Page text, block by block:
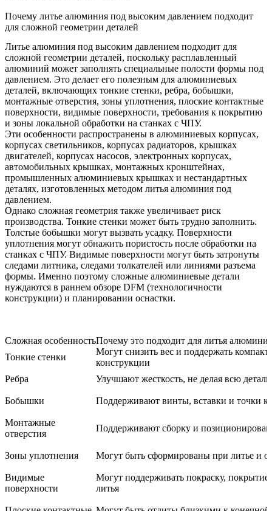
Почему литье алюминия под высоким давлением подходит
для сложной геометрии деталей
Литье алюминия под высоким давлением подходит для
сложной геометрии деталей, поскольку расплавленный
алюминий может заполнять специальные полости формы под
давлением. Это делает его полезным для алюминиевых
деталей, включающих тонкие стенки, ребра, бобышки,
монтажные отверстия, зоны уплотнения, плоские контактные
поверхности, видимые поверхности, требования к покрытию
и зоны локальной обработки на станках с ЧПУ.
Эти особенности распространены в алюминиевых корпусах,
корпусах светильников, корпусах радиаторов, крышках
двигателей, корпусах насосов, электронных корпусах,
автомобильных крышках, монтажных кронштейнах,
промышленных алюминиевых крышках и нестандартных
деталях, изготовленных методом литья алюминия под
давлением.
Однако сложная геометрия также увеличивает риск
производства. Тонкие стенки может быть трудно заполнить.
Толстые бобышки могут вызвать усадку. Поверхности
уплотнения могут обнажить пористость после обработки на
станках с ЧПУ. Видимые поверхности могут быть затронуты
следами литника, следами толкателей или линиями разъема
формы. Именно поэтому сложные алюминиевые детали
нуждаются в раннем обзоре DFM (технологичности
конструкции) и планировании оснастки.
Сложная особенностьПочему это подходит для литья
Тонкие стенки
Могут снизить вес и поддержать
конструкции
Ребра
Улучшают жесткость, не делая всю
Бобышки Поддерживают винты, вставки и точки
Монтажные
отверстия
Поддерживают сборку и
Зоны уплотнения Могут быть сформированы при литье и
Видимые
поверхности
Могут поддерживать покраску,
литья